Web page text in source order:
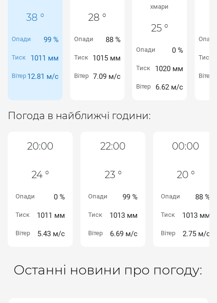
38 °
Опади 99 %
Тиск 1011 мм
Вітер 12.81 м/с
28 °
Опади 88 %
Тиск 1015 мм
Вітер 7.09 м/с
хмари
25 °
Опади 0 %
Тиск 1020 мм
Вітер 6.62 м/с
Тиск
Вітер
Погода в найближчі години:
20:00
24 °
Опади 0 %
Тиск 1011 мм
Вітер 5.43 м/с
22:00
23 °
Опади 99 %
Тиск 1013 мм
Вітер 6.69 м/с
00:00
20 °
Опади 88 %
Тиск 1013 мм
Вітер 2.75 м/с
Останні новини про погоду: